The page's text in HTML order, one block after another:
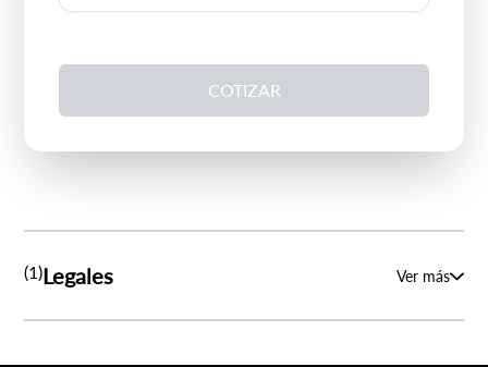
asociadas, filiales tanto nacionales como
extranjeras debidamente autorizadas por
opinión por la forma en que fueron prestados los
Política de Privacidad y Protección de Datos
COTIZAR
(1)Legales Ver más